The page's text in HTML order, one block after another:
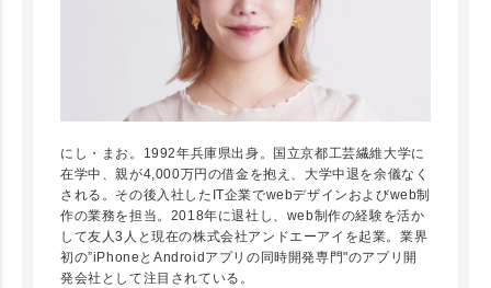
にし・まお。1992年兵庫県出身。国立京都工芸繊維大学に
在学中、親が4,000万円の借金を抱え、大学中退を余儀なく
される。その後入社したIT企業でwebデザインおよびweb制
作の業務を担当。2018年に退社し、web制作の経験を活か
して友人3人と現在の株式会社アンドエーアイを起業。業界
初の”iPhoneとAndroidアプリの同時開発専門"のアプリ開
発会社として注目されている。